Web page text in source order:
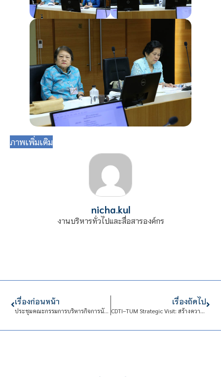
ภาพเพิ่มเติม
nicha.kul
งานบริหารทั่วไปและสื่อสารองค์กร
เรื่องก่อนหน้า
ประชุมคณะกรรมการบริหารกิจการนักเรียนนักศึกษา และคณะกรรมการทุนการศึกษา
เรื่องถัดไป
CDTI–TUM Strategic Visit: สร้างความร่วมมือไทย–เยอรมนี